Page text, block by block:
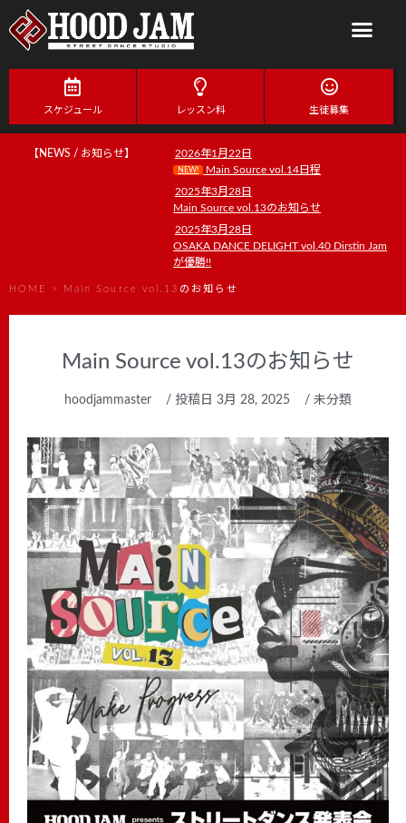
スケジュール レッスン料 生徒募集
【NEWS / お知らせ】 2026年1月22日
NEW!
Main Source vol.14日程
2025年3月28日
Main Source vol.13のお知らせ
2025年3月28日
OSAKA DANCE DELIGHT vol.40 Dirstin Jam
が優勝!!
HOME > Main Source vol.13のお知らせ
Main Source vol.13のお知らせ
hoodjammaster / 投稿日 3月 28, 2025 / 未分類